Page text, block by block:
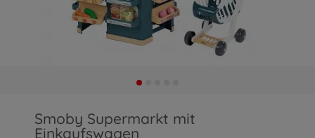
Smoby Supermarkt mit
Einkaufswagen